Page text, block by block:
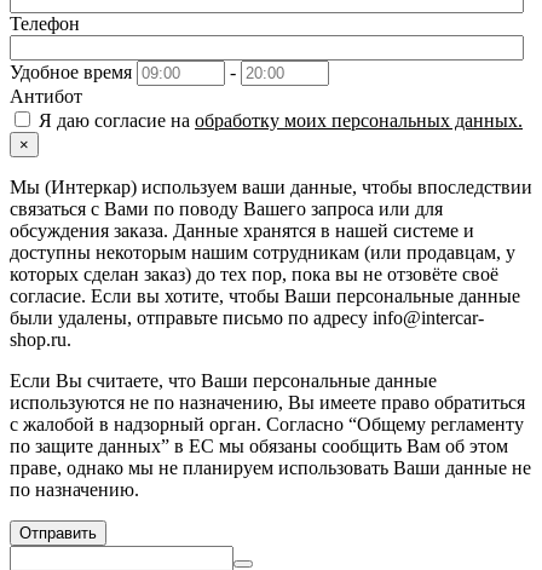
Телефон
Удобное время
-
Антибот
Я даю согласие на обработку моих персональных данных.
×
Мы (Интеркар) используем ваши данные, чтобы впоследствии
связаться с Вами по поводу Вашего запроса или для
обсуждения заказа. Данные хранятся в нашей системе и
доступны некоторым нашим сотрудникам (или продавцам, у
которых сделан заказ) до тех пор, пока вы не отзовёте своё
согласие. Если вы хотите, чтобы Ваши персональные данные
были удалены, отправьте письмо по адресу info@intercar-
shop.ru.
Если Вы считаете, что Ваши персональные данные
используются не по назначению, Вы имеете право обратиться
с жалобой в надзорный орган. Согласно “Общему регламенту
по защите данных” в ЕС мы обязаны сообщить Вам об этом
праве, однако мы не планируем использовать Ваши данные не
по назначению.
Отправить